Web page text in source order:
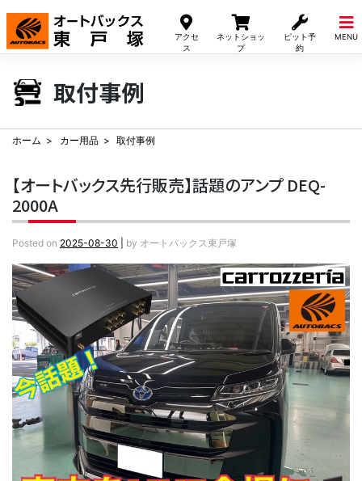
アクセ
ス
ネットショッ
プ
ピット予
約
MENU
Skip
content
取付事例
ホーム カー用品 取付事例
【オートバックス先行販売】話題のアンプ DEQ-
2000A
Posted on 2025-08-30 by オートバックス東戸塚